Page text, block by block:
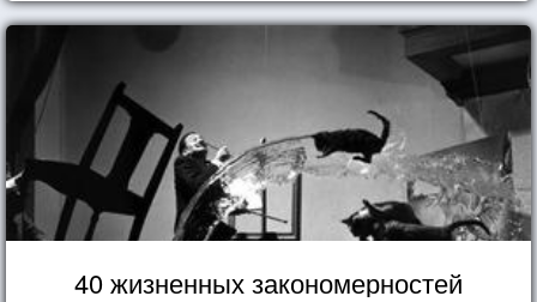
40 жизненных закономерностей